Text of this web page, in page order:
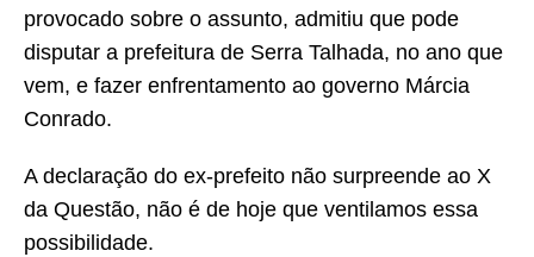
provocado sobre o assunto, admitiu que pode
disputar a prefeitura de Serra Talhada, no ano que
vem, e fazer enfrentamento ao governo Márcia
Conrado.
A declaração do ex-prefeito não surpreende ao X
da Questão, não é de hoje que ventilamos essa
possibilidade.